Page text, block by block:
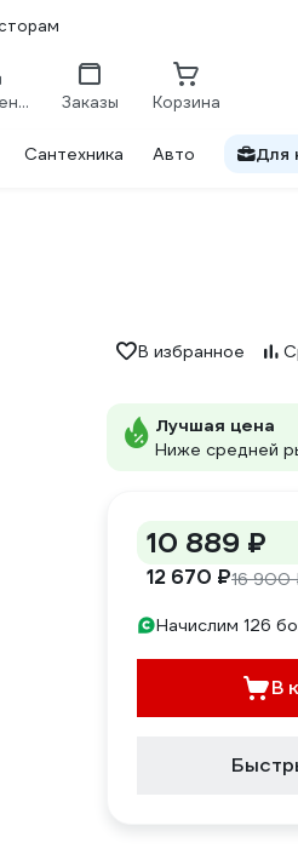
Сравнение Заказы Корзина
Сантехника Авто Для
В избранное
Лучшая цена
Ниже средней
10 889 ₽
12 670 ₽16 900
Начислим 126
В